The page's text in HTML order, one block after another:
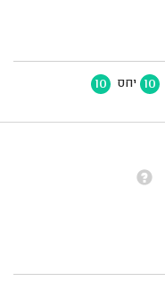
10 יחס 10